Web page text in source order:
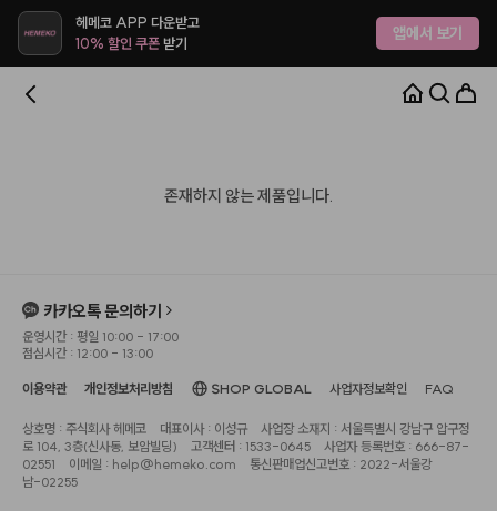
헤메코 APP 다운받고
10% 할인 쿠폰받기 앱에서 보기
존재하지 않는 제품입니다.
카카오톡 문의하기
운영시간 : 평일 10:00 - 17:00
점심시간 : 12:00 - 13:00
이용약관 개인정보처리방침 SHOP GLOBAL 사업자정보확인 FAQ
상호명 : 주식회사 헤메코 대표이사 : 이성규
사업장 소재지 : 서울특별시 강남구 압구정
로 104, 3층(신사동, 보암빌딩)
고객센터 : 1533-0645
사업자 등록번호 : 666-87-
02551
이메일 : help@hemeko.com
통신판매업신고번호 : 2022-서울강
남-02255